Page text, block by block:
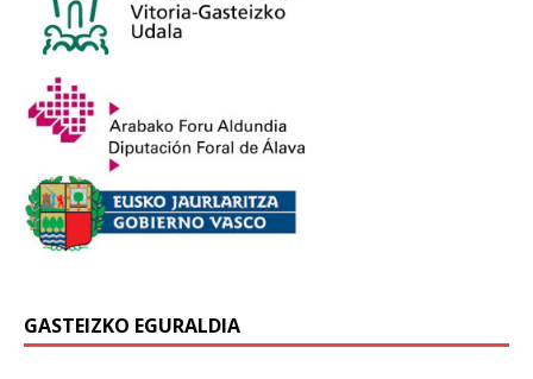
GASTEIZKO EGURALDIA